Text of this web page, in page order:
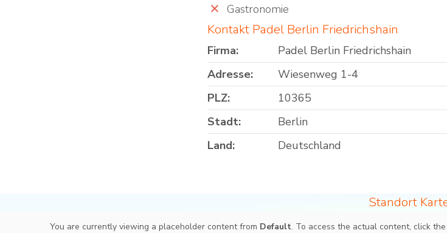
Gastronomie
Kontakt Padel Berlin Friedrichshain
Firma:
Padel Berlin Friedrichshain
Adresse:
Wiesenweg 1-4
PLZ:
10365
Stadt:
Berlin
Land:
Deutschland
Standort
You are currently viewing a placeholder content from Default. To access the actual content, click